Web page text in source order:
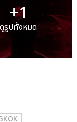
+1
ดูรูปทั้งหมด